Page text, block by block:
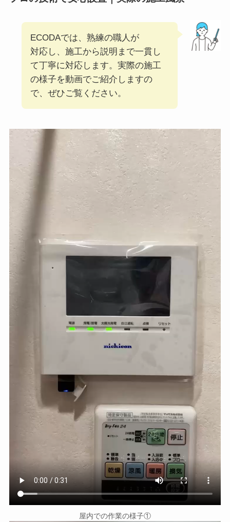
ECODAでは、熟練の職人が
対応し、施工から説明まで一貫し
て丁寧に対応します。実際の施工
の様子を動画でご紹介しますの
で、ぜひご覧ください。
屋内での作業の様子①